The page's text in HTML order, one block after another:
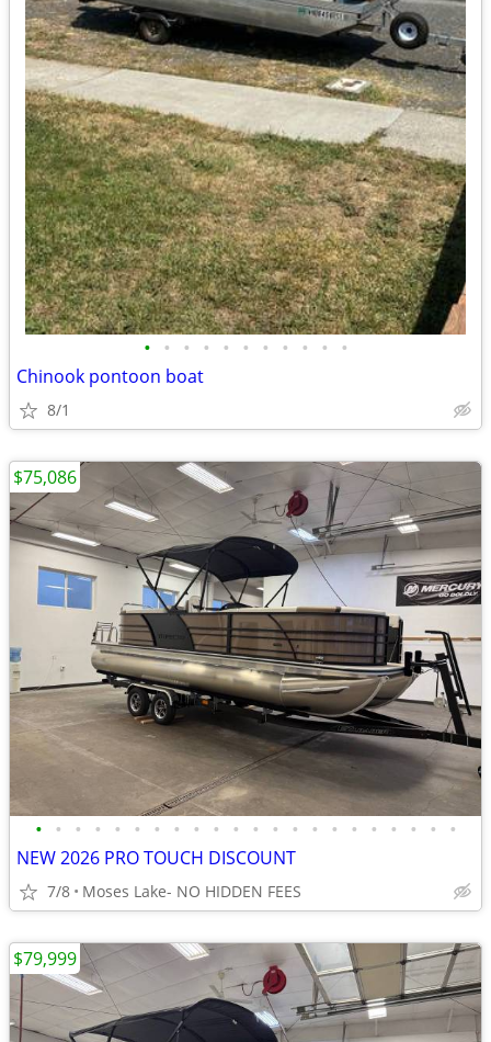
• • • • • • • • • • •
Chinook pontoon boat
8/1
• • • • • • • • • • • • • • • • • • • • • •
NEW 2026 PRO TOUCH DISCOUNT
7/8 Moses Lake- NO HIDDEN FEES
$75,086
$79,999